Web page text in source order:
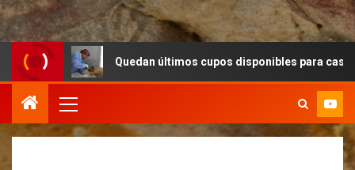
Quedan últimos cupos disponibles para castraciones de